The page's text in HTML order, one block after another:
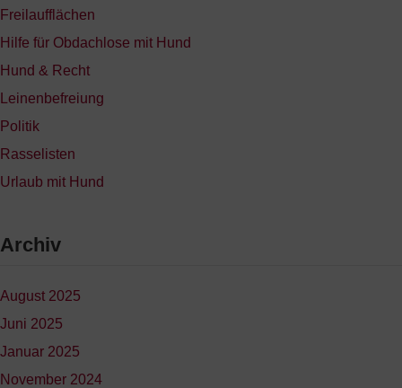
Freilaufflächen
Hilfe für Obdachlose mit Hund
Hund & Recht
Leinenbefreiung
Politik
Rasselisten
Urlaub mit Hund
Archiv
August 2025
Juni 2025
Januar 2025
November 2024